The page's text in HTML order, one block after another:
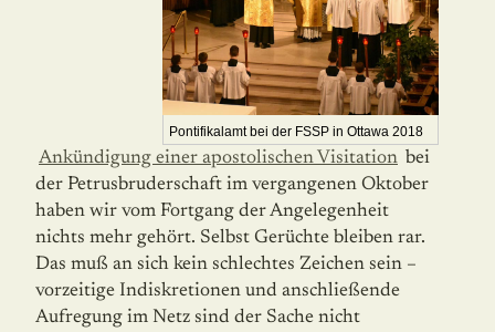
Pontifikalamt bei der FSSP in Ottawa 2018
Ankündigung einer apostolischen Visitation bei
der Petrusbruderschaft im vergangenen Oktober
haben wir vom Fortgang der Angelegenheit
nichts mehr gehört. Selbst Gerüchte bleiben rar.
Das muß an sich kein schlechtes Zeichen sein –
vorzeitige Indiskre­tio­nen und anschließende
Aufregung im Netz sind der Sache nicht